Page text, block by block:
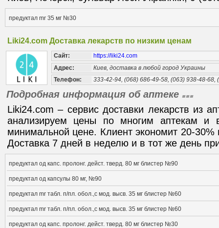
предуктал mr 35 мг №30
Liki24.com Доставка лекарств по низким ценам
Сайт:
https://liki24.com
Адрес:
Киев, доставка в любой город Украины
Телефон:
333-42-94, (068) 686-49-58, (063) 938-48-68,
Подробная информация об аптеке
Liki24.com – сервис доставки лекарств из
анализируем цены по многим аптекам и
минимальной цене. Клиент экономит 20-30%
Доставка 7 дней в неделю и в тот же день
предуктал од капс. пролонг. дейст. тверд. 80 мг блистер №90
предуктал од капсулы 80 мг, №90
предуктал mr табл. п/пл. обол.,с мод. высв. 35 мг блистер №60
предуктал mr табл. п/пл. обол.,с мод. высв. 35 мг блистер №60
предуктал од капс. пролонг. дейст. тверд. 80 мг блистер №30